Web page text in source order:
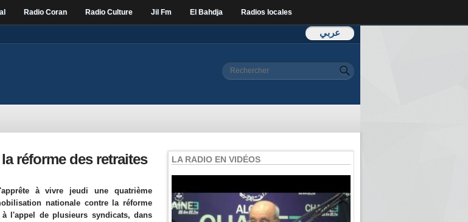
Radio Coran Radio Culture Jil Fm El Bahdja Radios locales
عربي
Formulaire de
Rechercher
réforme des retraites
à vivre jeudi une quatrième
nationale contre la réforme
à l'appel de plusieurs syndicats, dans
LA RADIO EN VIDÉOS